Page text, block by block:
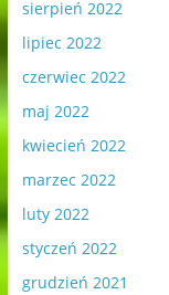
sierpień 2022
lipiec 2022
czerwiec 2022
maj 2022
kwiecień 2022
marzec 2022
luty 2022
styczeń 2022
grudzień 2021